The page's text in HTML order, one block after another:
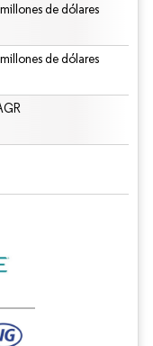
de dólares
de dólares
según CC BY 4.0.